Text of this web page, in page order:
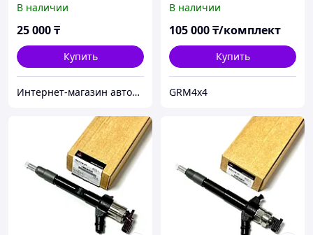
В наличии
25 000₸
Купить
Интернет-магазин автозапчастей Parts-shop.kz
L200 / Hyundai Galloper
В наличии
105 000₸/комплект
Купить
GRM4x4